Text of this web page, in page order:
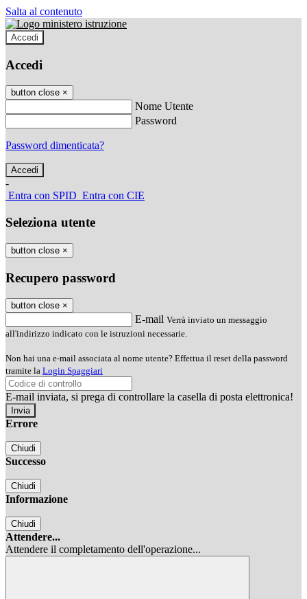
Salta al contenuto
Accedi
Accedi
button close ×
Nome Utente
Password
Password dimenticata?
-
Entra con SPID Entra con CIE
Seleziona utente
button close ×
Recupero password
button close ×
E-mail Verrà inviato un messaggio
all'indirizzo indicato con le istruzioni necessarie.
Non hai una e-mail associata al nome utente? Effettua il reset della password
tramite la Login Spaggiari
E-mail inviata, si prega di controllare la casella di posta elettronica!
Errore
Chiudi
Successo
Chiudi
Informazione
Chiudi
Attendere...
Attendere il completamento dell'operazione...